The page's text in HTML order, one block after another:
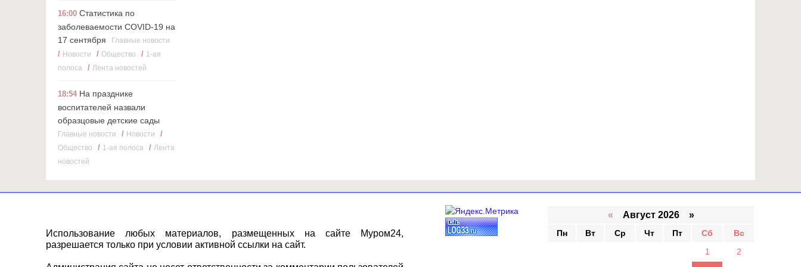
16:00 Статистика по
заболеваемости COVID-19 на
17 сентября
Главные новости
/ Новости / Общество / 1-ая
полоса
/ Лента новостей
18:54 На празднике
воспитателей назвали
образцовые детские сады
Главные новости / Новости /
Общество / 1-ая полоса / Лента
новостей
Использование любых материалов, размещенных на сайте Муром24,
разрешается только при условии активной ссылки на сайт.
« Август 2026 »
Пн Вт Ср Чт Пт Сб
Вс
1
2